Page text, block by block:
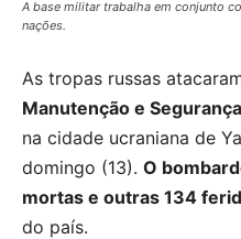
A base militar trabalha em conjunto
nações.
As tropas russas
Manutenção e
na cidade ucraniana de
domingo (13). O
mortas e outras 134
do país.